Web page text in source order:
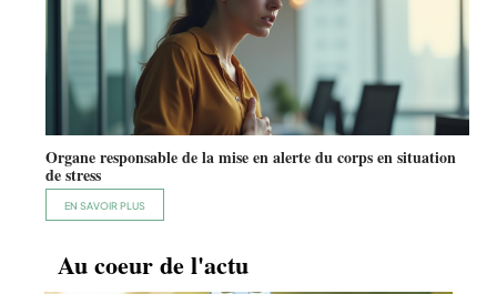
Organe responsable de la mise en alerte du corps en situation
de stress
EN SAVOIR PLUS
Au coeur de l'actu